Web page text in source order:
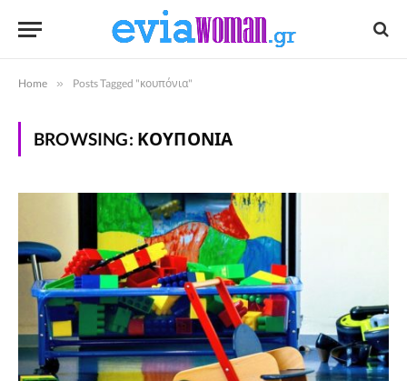
Home » Posts Tagged "κουπόνια"
BROWSING: ΚΟΥΠΌΝΙΑ